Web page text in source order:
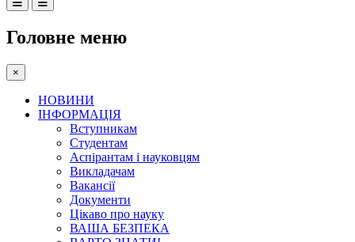
Головне меню
×
НОВИНИ
ІНФОРМАЦІЯ
Вступникам
Студентам
Аспірантам і науковцям
Викладачам
Вакансії
Документи
Цікаво про науку
ВАША БЕЗПЕКА